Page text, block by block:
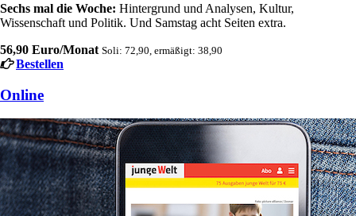
Sechs mal die Woche: Hintergrund und Analysen, Kultur,
Wissenschaft und Politik. Und Samstag acht Seiten extra.
56,90 Euro/Monat Soli: 72,90, ermäßigt: 38,90
Bestellen
Online